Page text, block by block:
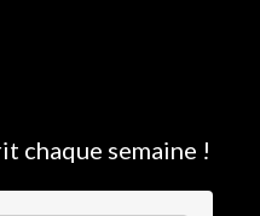
chaque semaine !